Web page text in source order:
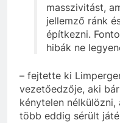
masszivitást,
jellemző ránk
építkezni.
hibák ne
– fejtette ki
vezetőedzője, aki
kénytelen
több eddig sérült